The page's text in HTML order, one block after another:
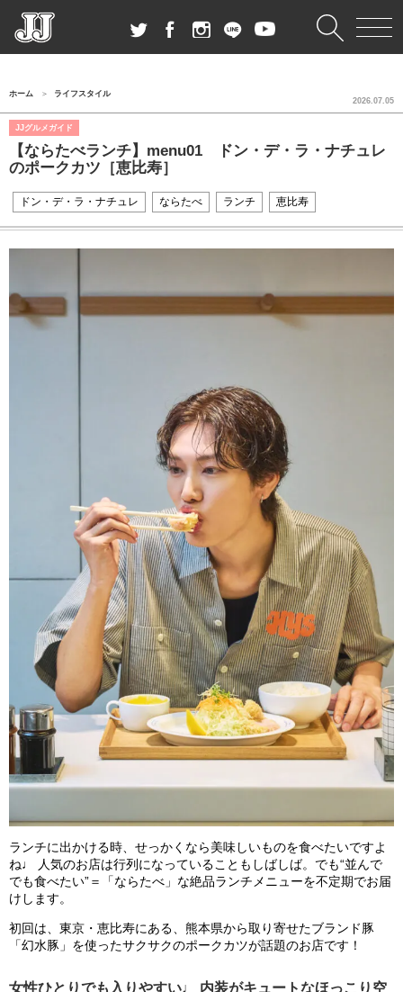
ホーム ライフスタイル
JJグルメガイド
【ならたべランチ】menu01 ドン・デ・ラ・ナチュレ
のポークカツ［恵比寿］
2026.07.05
ドン・デ・ラ・ナチュレ ならたべ ランチ 恵比寿
ランチに出かける時、せっかくなら美味しいものを食べたいですよ
ね♩ 人気のお店は行列になっていることもしばしば。でも“並んで
でも食べたい”＝「ならたべ」な絶品ランチメニューを不定期でお届
けします。
初回は、東京・恵比寿にある、熊本県から取り寄せたブランド豚
「幻水豚」を使ったサクサクのポークカツが話題のお店です！
女性ひとりでも入りやすい♩ 内装がキュートなほっこり空